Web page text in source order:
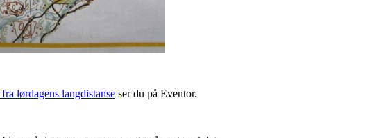
lørdagens langdistanse ser du på Eventor.